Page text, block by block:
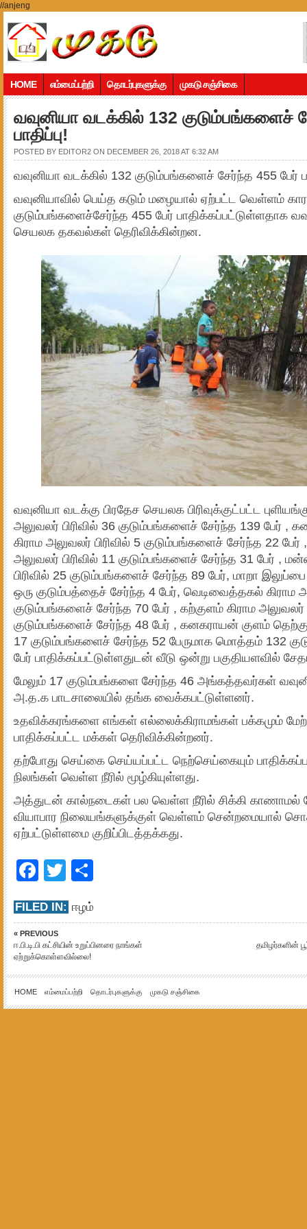
//anjeng
HOME எம்மைப்பற்றி தொடர்புகளுக்கு முகடு சஞ்சிகை
வவுனியா வடக்கில் 132 குடும்பங்களைச்
பாதிப்பு!
POSTED BY EDITOR2 ON DECEMBER 26, 2018 AT 6:32 AM
வவுனியா வடக்கில் 132 குடும்பங்களைச் சேர்ந்த 455 பேர்
வவுனியாவில் பெய்த கடும் மழையால் ஏற்பட்ட வெள்ளம்
குடும்பங்களைச்சேர்ந்த 455 பேர் பாதிக்கப்பட்டுள்ளதாக
செயலக தகவல்கள் தெரிவிக்கின்றன.
வவுனியா வடக்கு பிரதேச செயலக பிரிவுக்குட்பட்ட
அலுவலர் பிரிவில் 36 குடும்பங்களைச் சேர்ந்த 139 பேர் ,
கிராம அலுவலர் பிரிவில் 5 குடும்பங்களைச் சேர்ந்த 22 பேர்
அலுவலர் பிரிவில் 11 குடும்பங்களைச் சேர்ந்த 31 பேர் ,
பிரிவில் 25 குடும்பங்களைச் சேர்ந்த 89 பேர், மாறா இலுப்பை
ஒரு குடும்பத்தைச் சேர்ந்த 4 பேர், வெடிவைத்தகல் கிராம
குடும்பங்களைச் சேர்ந்த 70 பேர் , கற்குளம் கிராம அலுவலர்
குடும்பங்களைச் சேர்ந்த 48 பேர் , கனகராயன் குளம் தெற்கு
17 குடும்பங்களைச் சேர்ந்த 52 பேருமாக மொத்தம் 132
பேர் பாதிக்கப்பட்டுள்ளதுடன் வீடு ஒன்று பகுதியளவில்
மேலும் 17 குடும்பங்களை சேர்ந்த 46 அங்கத்தவர்கள்
அ.த.க பாடசாலையில் தங்க வைக்கபட்டுள்ளனர்.
உதவிக்கரங்களை எங்கள் எல்லைக்கிராமங்கள் பக்கமும்
பாதிக்கப்பட்ட மக்கள் தெரிவிக்கின்றனர்.
தற்போது செய்கை செய்யப்பட்ட நெற்செய்கையும்
நிலங்கள் வெள்ள நீரில் மூழ்கியுள்ளது.
அத்துடன் கால்நடைகள் பல வெள்ள நீரில் சிக்கி காணாமல்
வியாபார நிலையங்களுக்குள் வெள்ளம் சென்றமையால்
ஏற்பட்டுள்ளமை குறிப்பிடத்தக்கது.
Facebook
Twitter
FILED IN: ஈழம்
« PREVIOUS
ஈ.பி.டி.பி கட்சியின் உறுப்பினரை நாங்கள்
ஏற்றுக்கொள்ளவில்லை!
தமிழர்களின்
HOME எம்மைப்பற்றி தொடர்புகளுக்கு முகடு சஞ்சிகை